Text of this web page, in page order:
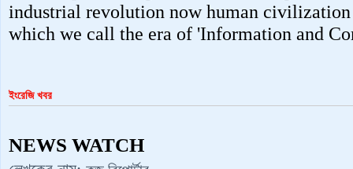
industrial revolution now human
which we call the era of 'Information and
ইংরেজি খবর
NEWS WATCH